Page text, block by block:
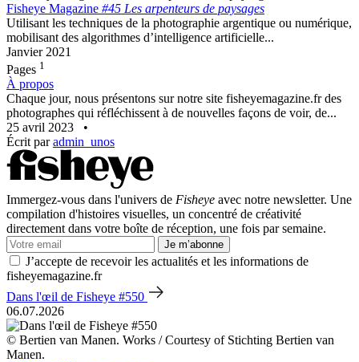
Fisheye Magazine #45 Les arpenteurs de paysages
Utilisant les techniques de la photographie argentique ou numérique,
mobilisant des algorithmes d’intelligence artificielle...
Janvier 2021
Pages 1
À propos
Chaque jour, nous présentons sur notre site fisheyemagazine.fr des
photographes qui réfléchissent à de nouvelles façons de voir, de...
25 avril 2023
•
Écrit paradmin_unos
Immergez-vous dans l'univers de Fisheye avec notre newsletter. Une
compilation d'histoires visuelles, un concentré de créativité
directement dans votre boîte de réception, une fois par semaine.
Je m’abonne
J’accepte de recevoir les actualités et les informations de
fisheyemagazine.fr
Dans l'œil de Fisheye #550
06.07.2026
© Bertien van Manen. Works / Courtesy of Stichting Bertien van
Manen.